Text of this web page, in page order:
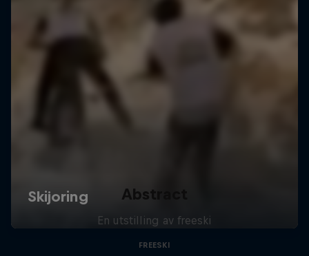
Abstract
En utstilling av freeski
FREESKI